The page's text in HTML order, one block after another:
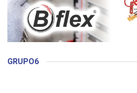
GRUPO6